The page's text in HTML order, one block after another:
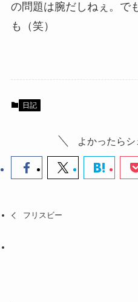
の問題は腕だしねぇ。で
も（笑）
日記
よかったらシ
フリスビー